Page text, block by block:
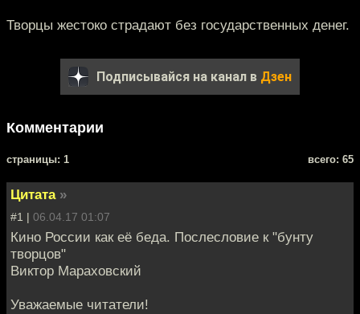
Творцы жестоко страдают без государственных денег.
Подписывайся на канал в Дзен
Комментарии
cтраницы: 1 всего: 65
Цитата »
#1 | 06.04.17 01:07
Кино России как её беда. Послесловие к "бунту
творцов"
Виктор Мараховский
Уважаемые читатели!